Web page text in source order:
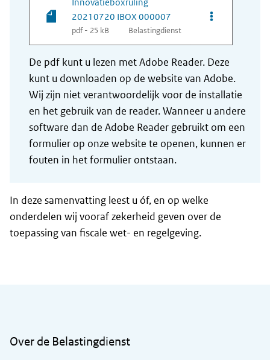
20210720 IBOX 000007
pdf - 25 kB Belastingdienst
Opties van
De pdf kunt u lezen met Adobe Reader. Deze
kunt u downloaden op de website van Adobe.
Wij zijn niet verantwoordelijk voor de installatie
en het gebruik van de reader. Wanneer u andere
software dan de Adobe Reader gebruikt om een
formulier op onze website te openen, kunnen er
fouten in het formulier ontstaan.
In deze samenvatting leest u óf, en op welke
onderdelen wij vooraf zekerheid geven over de
toepassing van fiscale wet- en regelgeving.
Over de Belastingdienst